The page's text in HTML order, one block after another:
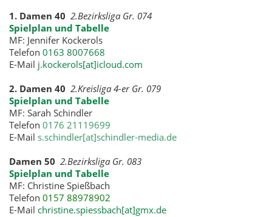
1. Damen 40 2.Bezirksliga Gr. 074
Spielplan und Tabelle
MF: Jennifer Kockerols
Telefon 0163 8007668
E-Mail j.kockerols[at]icloud.com
2. Damen 40 2.Kreisliga 4-er Gr. 079
Spielplan und Tabelle
MF: Sarah Schindler
Telefon 0176 21119699
E-Mail s.schindler[at]schindler-media.de
Damen 50 2.Bezirksliga Gr. 083
Spielplan und Tabelle
MF: Christine Spießbach
Telefon 0157 88978902
E-Mail christine.spiessbach[at]gmx.de